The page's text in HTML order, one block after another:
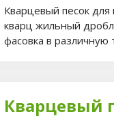
Кварцевый песок
кварц жильный
фасовка в различную
Кварцевый